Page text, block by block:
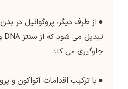
● از طرف دیگر، پروگوانیل در
جلوگیری می کند.
● با ترکیب اقدامات آتواکون و